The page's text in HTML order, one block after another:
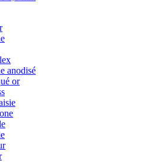
anodisé
or